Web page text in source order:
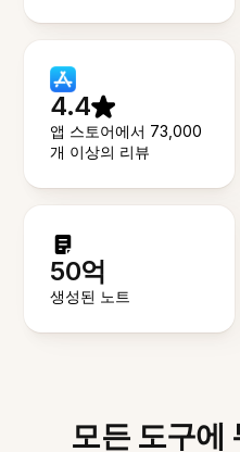
4.4
앱 스토어에서 73,000
개 이상의 리뷰
50억
생성된 노트
모든 도구에